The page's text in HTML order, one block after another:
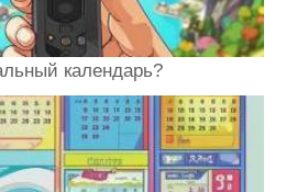
календарь?